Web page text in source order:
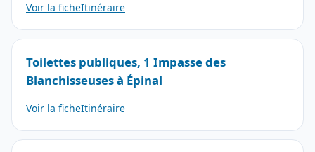
Voir la ficheItinéraire
Toilettes publiques, 1 Impasse des
Blanchisseuses à Épinal
Voir la ficheItinéraire